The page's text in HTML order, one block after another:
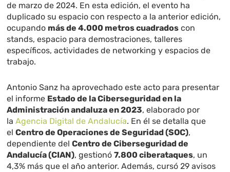
de marzo de 2024. En esta edición, el evento ha
duplicado su espacio con respecto a la anterior edición,
ocupando más de 4.000 metros cuadrados con
stands, espacio para demostraciones, talleres
específicos, actividades de networking y espacios de
trabajo.
Antonio Sanz ha aprovechado este acto para presentar
el informe Estado de la Ciberseguridad en la
Administración andaluza en 2023, elaborado por
laAgencia Digital de Andalucía. En él se detalla que
elCentro de Operaciones de Seguridad (SOC),
dependiente delCentro de Ciberseguridad de
Andalucía (CIAN), gestionó7.800 ciberataques, un
4,3% más que el año anterior. Además, cursó 29 avisos